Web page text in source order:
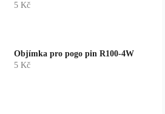
5 Kč
Objímka pro pogo pin R100-4W
5 Kč